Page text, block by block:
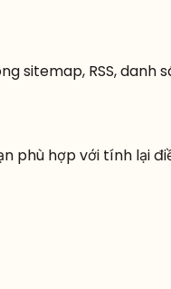
sitemap, RSS, danh
phù hợp với tính lại